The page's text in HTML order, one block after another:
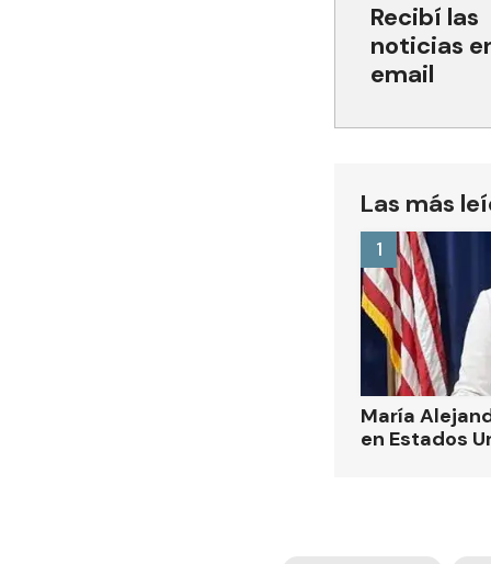
Recibí las
noticias
email
Las más
María
en Estados
1